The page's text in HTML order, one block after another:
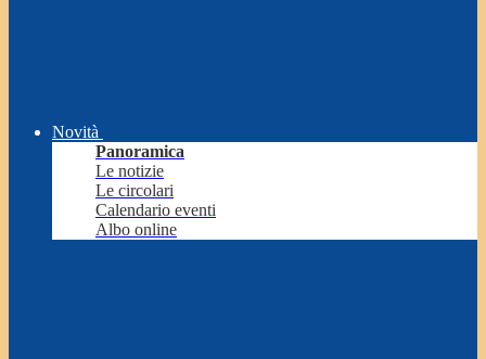
Novità
Panoramica
Le notizie
Le circolari
Calendario eventi
Albo online